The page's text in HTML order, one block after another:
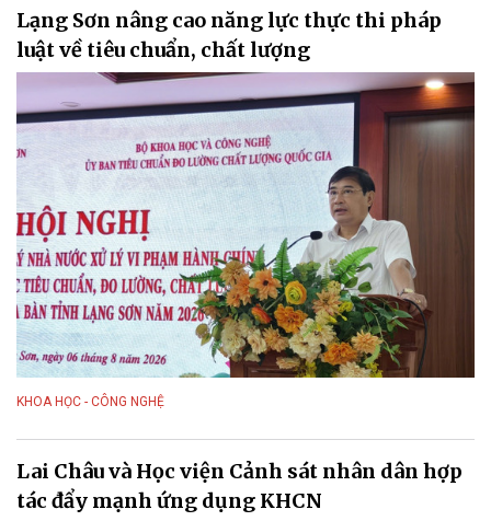
Lạng Sơn nâng cao năng lực thực thi pháp
luật về tiêu chuẩn, chất lượng
KHOA HỌC - CÔNG NGHỆ
Lai Châu và Học viện Cảnh sát nhân dân hợp
tác đẩy mạnh ứng dụng KHCN